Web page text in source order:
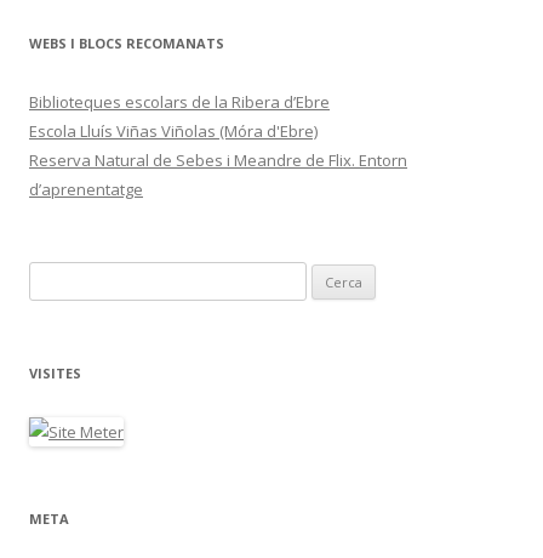
WEBS I BLOCS RECOMANATS
Biblioteques escolars de la Ribera d’Ebre
Escola Lluís Viñas Viñolas (Móra d'Ebre)
Reserva Natural de Sebes i Meandre de Flix. Entorn
d’aprenentatge
e
:
VISITES
META